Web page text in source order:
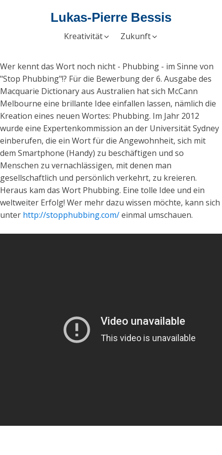
Lukas-Pierre Bessis
Kreativität Zukunft
Wer kennt das Wort noch nicht - Phubbing - im Sinne von
"Stop Phubbing"!? Für die Bewerbung der 6. Ausgabe des
Macquarie Dictionary aus Australien hat sich McCann
Melbourne eine brillante Idee einfallen lassen, nämlich die
Kreation eines neuen Wortes: Phubbing. Im Jahr 2012
wurde eine Expertenkommission an der Universität Sydney
einberufen, die ein Wort für die Angewohnheit, sich mit
dem Smartphone (Handy) zu beschäftigen und so
Menschen zu vernachlässigen, mit denen man
gesellschaftlich und persönlich verkehrt, zu kreieren.
Heraus kam das Wort Phubbing. Eine tolle Idee und ein
weltweiter Erfolg! Wer mehr dazu wissen möchte, kann sich
unter http://stopphubbing.com/einmal umschauen.